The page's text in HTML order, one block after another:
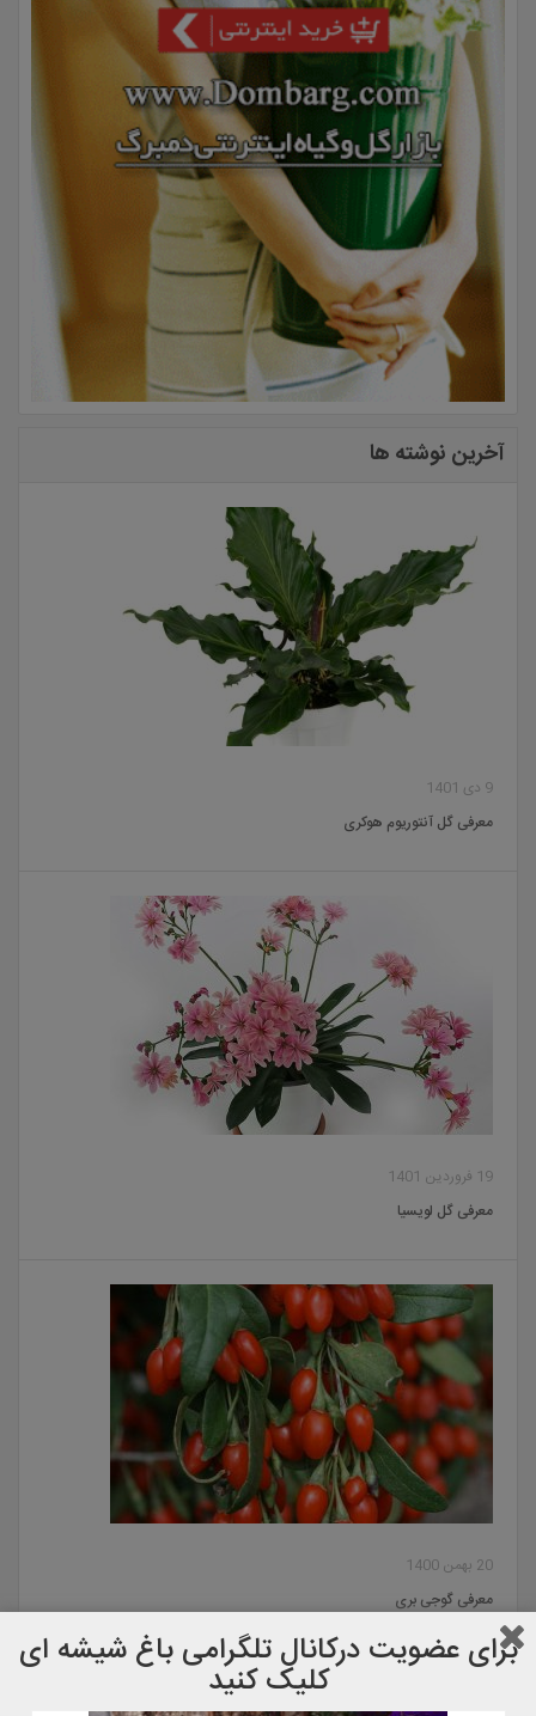
آخرین نوشته ها
9 دی 1401
معرفی گل آنتوریوم هوکری
19 فروردین 1401
معرفی گل لویسیا
20 بهمن 1400
معرفی گوجی بری
برای عضویت دركانال تلگرامی باغ شیشه ای
کلیک کنید